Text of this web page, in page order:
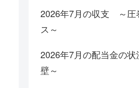
2026年7月の収支 ～圧
ス～
2026年7月の配当金の
壁～